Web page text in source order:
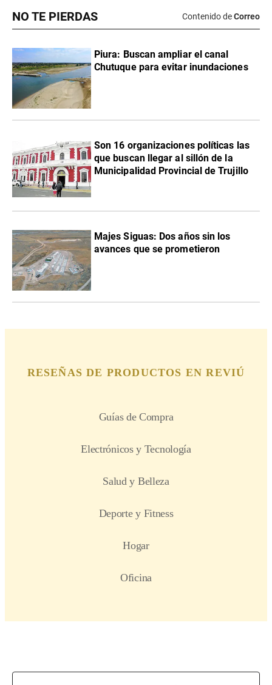
NO TE PIERDAS Contenido deCorreo
Piura: Buscan ampliar el canal
Chutuque para evitar inundaciones
Son 16 organizaciones políticas las
que buscan llegar al sillón de la
Municipalidad Provincial de Trujillo
Majes Siguas: Dos años sin los
avances que se prometieron